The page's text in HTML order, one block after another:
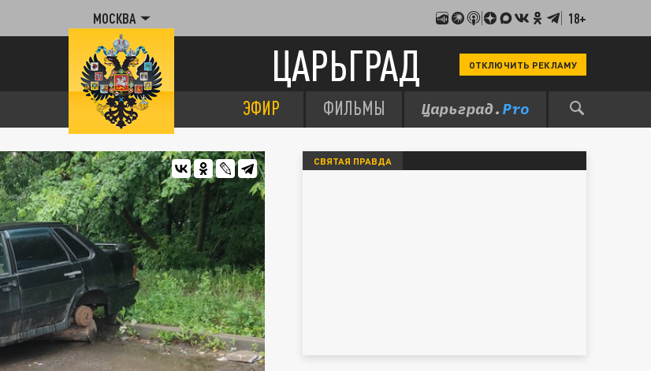
МОСКВА 18+
ЦАРЬГРАД ОТКЛЮЧИТЬ РЕКЛАМУ
ЭФИР ФИЛЬМЫ
СВЯТАЯ ПРАВДА